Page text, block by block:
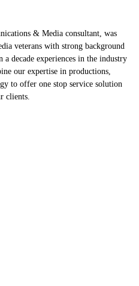
& Media consultant, was
veterans with strong background
a decade experiences in the industry
our expertise in productions,
to offer one stop service solution
clients.